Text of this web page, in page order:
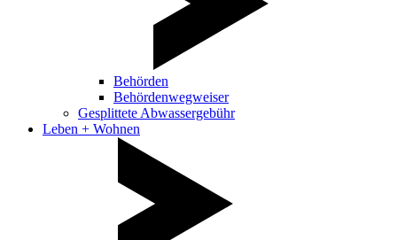
Behörden
Behördenwegweiser
Gesplittete Abwassergebühr
Leben + Wohnen